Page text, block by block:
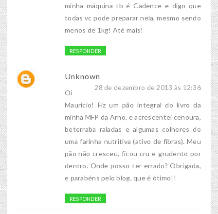
minha máquina tb é Cadence e digo que
todas vc pode preparar nela, mesmo sendo
menos de 1kg! Até mais!
RESPONDER
Unknown
28 de dezembro de 2013 às 12:36
Oi
Maurício! Fiz um pão integral do livro da
minha MFP da Arno, e acrescentei cenoura,
beterraba raladas e algumas colheres de
uma farinha nutritiva (ativo de fibras). Meu
pão não cresceu, ficou cru e grudento por
dentro. Onde posso ter errado? Obrigada,
e parabéns pelo blog, que é ótimo!!
RESPONDER